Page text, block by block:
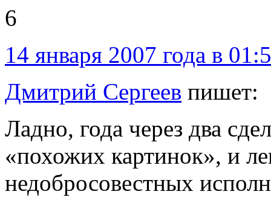
6
14 января 2007 года в
Дмитрий Сергеев пишет:
Ладно, года через два
«похожих картинок», и
недобросовестных